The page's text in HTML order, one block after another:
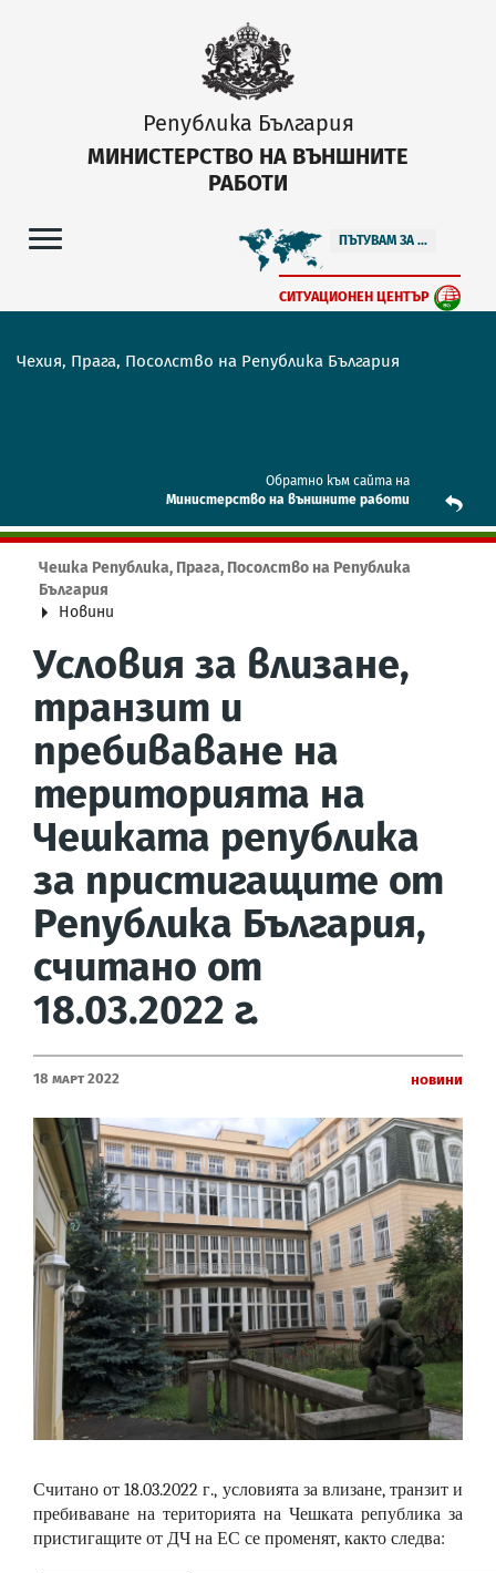
Република България
МИНИСТЕРСТВО НА ВЪНШНИТЕ
РАБОТИ
ПЪТУВАМ ЗА ...
СИТУАЦИОНЕН ЦЕНТЪР
Чехия, Прага, Посолство на Република България
Обратно към сайта на
Mинистерство на външните работи
Чешка Република, Прага, Посолство на Република
България
Новини
Условия за влизане,
транзит и
пребиваване на
територията на
Чешката република
за пристигащите от
Република България,
считано от
18.03.2022 г.
18 Март 2022 Новини
Считано от 18.03.2022 г., условията за влизане, транзит и
пребиваване на територията на Чешката република за
пристигащите от ДЧ на ЕС се променят, както следва: